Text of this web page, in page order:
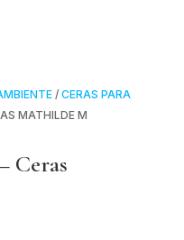
/ CERAS PARA
MATHILDE M
Ceras